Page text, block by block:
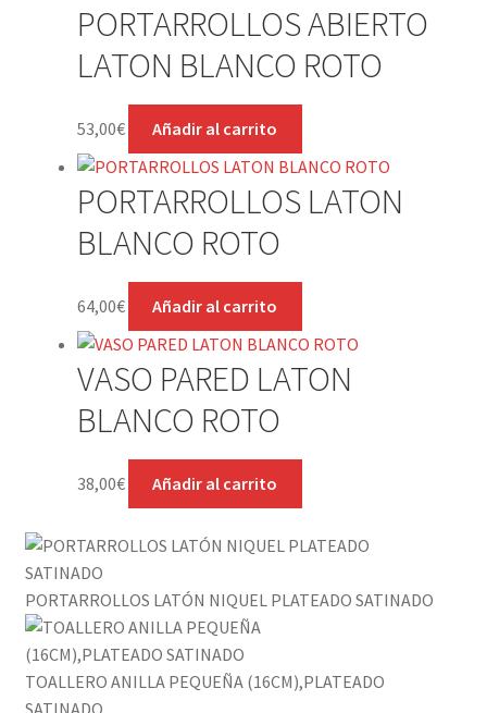
PORTARROLLOS ABIERTO
LATON BLANCO ROTO
53,00€ Añadir al carrito
PORTARROLLOS LATON
BLANCO ROTO
64,00€ Añadir al carrito
VASO PARED LATON
BLANCO ROTO
38,00€ Añadir al carrito
PORTARROLLOS LATÓN NIQUEL PLATEADO SATINADO
TOALLERO ANILLA PEQUEÑA (16CM),PLATEADO